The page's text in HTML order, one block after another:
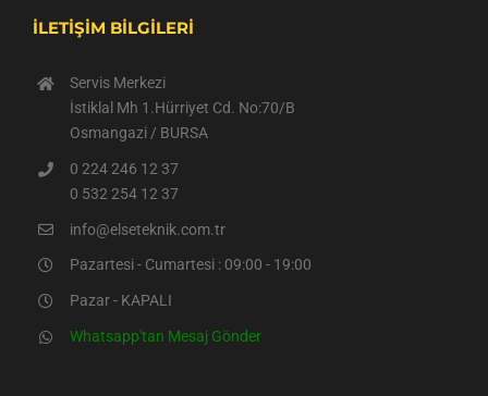
İLETİŞİM BİLGİLERİ
Servis Merkezi
İstiklal Mh 1.Hürriyet Cd. No:70/B
Osmangazi / BURSA
0 224 246 12 37
0 532 254 12 37
info@elseteknik.com.tr
Pazartesi - Cumartesi : 09:00 - 19:00
Pazar - KAPALI
Whatsapp'tan Mesaj Gönder